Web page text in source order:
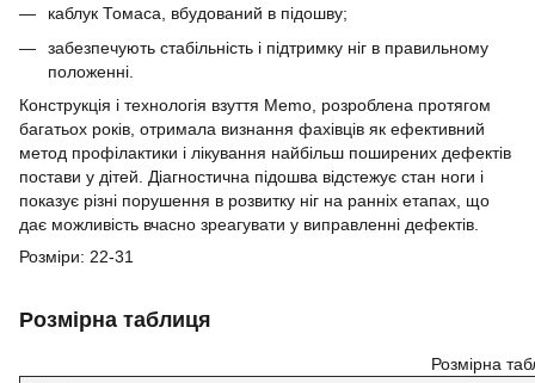
каблук Томаса, вбудований в підошву;
забезпечують стабільність і підтримку ніг в правильному
положенні.
Конструкція і технологія взуття Memo, розроблена протягом
багатьох років, отримала визнання фахівців як ефективний
метод профілактики і лікування найбільш поширених дефектів
постави у дітей. Діагностична підошва відстежує стан ноги і
показує різні порушення в розвитку ніг на ранніх етапах, що
дає можливість вчасно зреагувати у виправленні дефектів.
Розміри: 22-31
Розмірна таблиця
Розмірна